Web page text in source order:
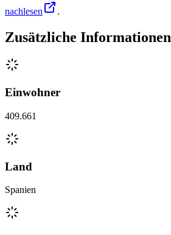
nachlesen
.
Zusätzliche Informationen
Einwohner
409.661
Land
Spanien